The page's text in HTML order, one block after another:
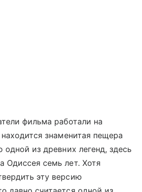
фильма работали на
знаменитая пещера
одной из древних легенд, здесь
Одиссея семь лет. Хотя
эту версию